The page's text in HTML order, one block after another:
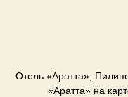
Отель «Аратта»,
«Аратта» на